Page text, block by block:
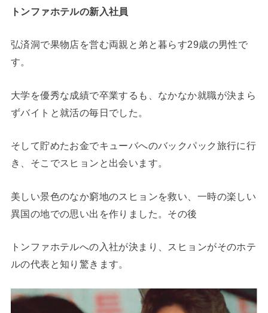
トンファホテルの新入社員
弘済洞で果物店を営む両親と弟と暮らす29歳の男性で
す。
大学を優秀な成績で卒業するも、なかなか就職が決まら
ずバイトと就活の毎日でした。
そして貯めたお金でキューバへのバックパック旅行に行
き、そこでスヒョンと出会います。
美しい景色のなか窮地のスヒョンを救い、一時の楽しい
異国の地での思い出を作りました。その後
トンファホテルへの入社が決まり、スヒョンがそのホテ
ルの代表と知り驚きます。